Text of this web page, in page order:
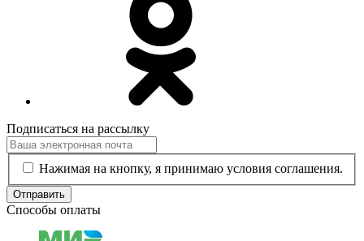
Подписаться на рассылку
Нажимая на кнопку, я принимаю условия соглашения.
Отправить
Способы оплаты